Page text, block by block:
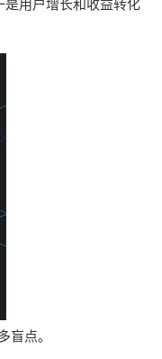
是用户增长和收益转化
盲点。